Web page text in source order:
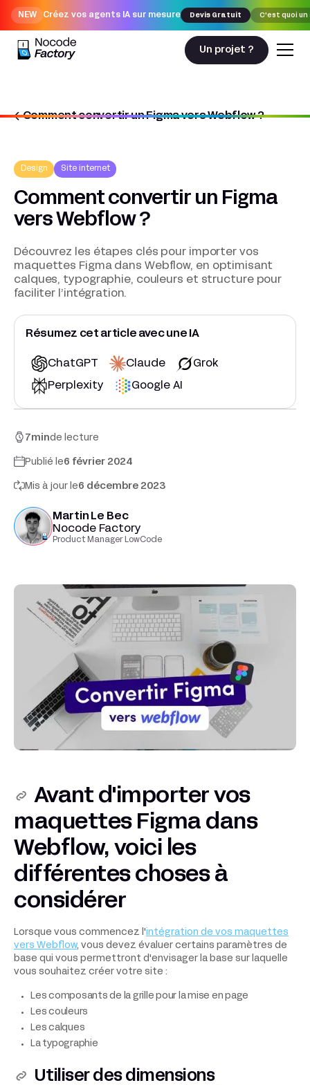
NEW Créez vos agents IA sur mesure Devis Gratuit C'est quoi un
Un projet ?
Comment convertir un Figma vers Webflow ?
Nocodefactory
Design Site internet
Comment convertir un Figma
vers Webflow ?
Découvrez les étapes clés pour importer vos
maquettes Figma dans Webflow, en optimisant
calques, typographie, couleurs et structure pour
faciliter l’intégration.
Résumez cet article avec une IA
ChatGPT Claude Grok
Perplexity Google AI
7minde lecture
Publié le6 février 2024
Mis à jour le6 décembre 2023
Martin Le Bec
Nocode Factory
Product Manager LowCode
Avant d'importer vos
maquettes Figma dans
Webflow, voici les
différentes choses à
considérer
Lorsque vous commencez l'intégration de vos maquettes
vers Webflow, vous devez évaluer certains paramètres de
base qui vous permettront d'envisager la base sur laquelle
vous souhaitez créer votre site :
Les composants de la grille pour la mise en page
Les couleurs
Les calques
La typographie
Utiliser des dimensions